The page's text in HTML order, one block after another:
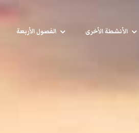
الأنشطة الأخرى الفصول الأربعة